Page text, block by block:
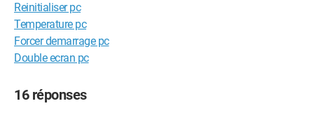
Reinitialiser pc
Temperature pc
Forcer demarrage pc
Double ecran pc
16 réponses